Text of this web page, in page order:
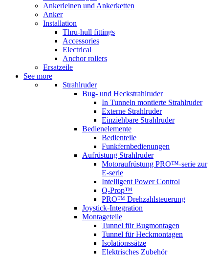
Ankerleinen und Ankerketten
Anker
Installation
Thru-hull fittings
Accessories
Electrical
Anchor rollers
Ersatzeile
See more
Strahlruder
Bug- und Heckstrahlruder
In Tunneln montierte Strahlruder
Externe Strahlruder
Einziehbare Strahlruder
Bedienelemente
Bedienteile
Funkfernbedienungen
Aufrüstung Strahlruder
Motoraufrüstung PRO™-serie zur
E-serie
Intelligent Power Control
Q-Prop™
PRO™ Drehzahlsteuerung
Joystick-Integration
Montageteile
Tunnel für Bugmontagen
Tunnel für Heckmontagen
Isolationssätze
Elektrisches Zubehör